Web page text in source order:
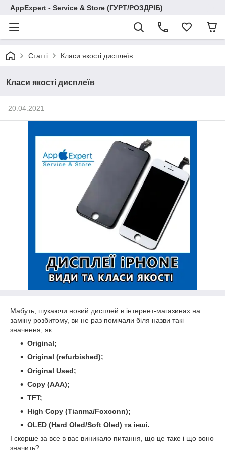
AppExpert - Service & Store (ГУРТ/РОЗДРІБ)
Статті Класи якості дисплеїв
Класи якості дисплеїв
20.04.2021
Мабуть, шукаючи новий дисплей в інтернет-магазинах на
заміну розбитому, ви не раз помічали біля назви такі
значення, як:
Original;
Original (refurbished);
Original Used;
Copy (AAA);
TFT;
High Copy (Tianma/Foxconn);
OLED (Hard Oled/Soft Oled) та інші.
І скорше за все в вас виникало питання, що це таке і що воно
значить?